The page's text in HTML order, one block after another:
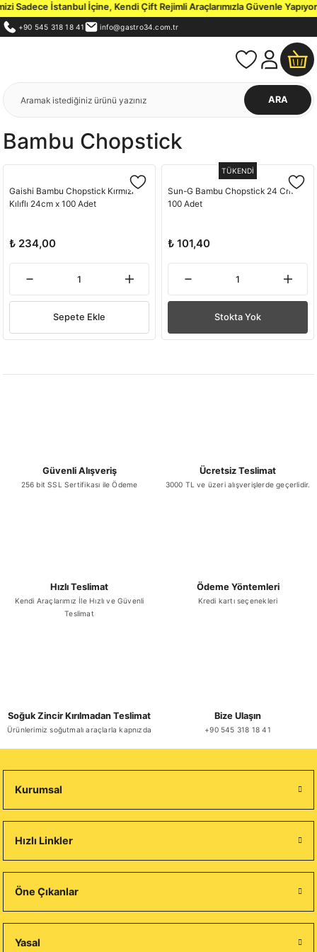
Sadece İstanbul İçine, Kendi Çift Rejimli Araçlarımızla Güvenle
+90 545 318 18 41 info@gastro34.com.tr
ARA
Bambu Chopstick
Gaishi Bambu Chopstick Kırmızı
Kılıflı 24cm x 100 Adet
₺ 234,00
Sepete Ekle
TÜKENDİ
Sun-G Bambu Chopstick 24 Cm
100 Adet
₺ 101,40
Stokta Yok
Güvenli Alışveriş
256 bit SSL Sertifikası ile Ödeme
Ücretsiz Teslimat
3000 TL ve üzeri alışverişlerde geçerlidir.
Hızlı Teslimat
Kendi Araçlarımız İle Hızlı ve Güvenli
Teslimat
Ödeme Yöntemleri
Kredi kartı seçenekleri
Soğuk Zincir Kırılmadan Teslimat
Ürünlerimiz soğutmalı araçlarla kapnızda
Bize Ulaşın
+90 545 318 18 41
Kurumsal
Hızlı Linkler
Öne Çıkanlar
Yasal